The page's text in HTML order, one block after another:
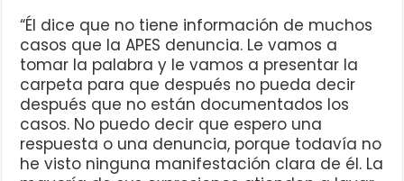
“Él dice que no tiene información de muchos
casos que la APES denuncia. Le vamos a
tomar la palabra y le vamos a presentar la
carpeta para que después no pueda decir
después que no están documentados los
casos. No puedo decir que espero una
respuesta o una denuncia, porque todavía no
he visto ninguna manifestación clara de él. La